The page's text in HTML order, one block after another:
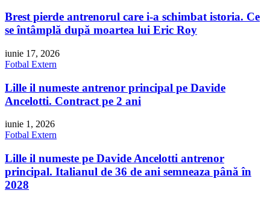
Brest pierde antrenorul care i-a schimbat istoria. Ce
se întâmplă după moartea lui Eric Roy
iunie 17, 2026
Fotbal Extern
Lille il numeste antrenor principal pe Davide
Ancelotti. Contract pe 2 ani
iunie 1, 2026
Fotbal Extern
Lille il numeste pe Davide Ancelotti antrenor
principal. Italianul de 36 de ani semneaza până în
2028